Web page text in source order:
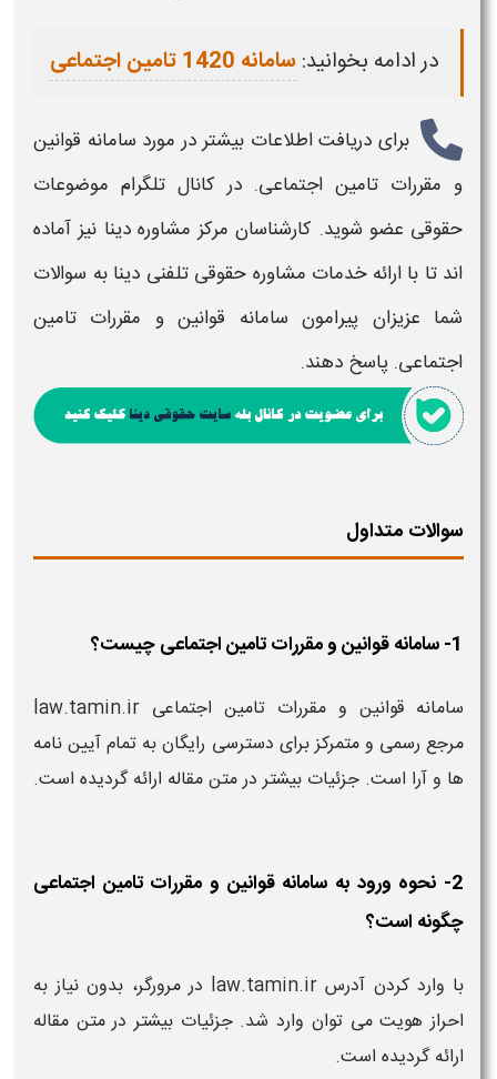
در ادامه بخوانید:سامانه 1420 تامین اجتماعی
برای دریافت اطلاعات بیشتر در مورد سامانه قوانین
و مقررات تامین اجتماعی. در کانال تلگرام موضوعات
حقوقی عضو شوید. کارشناسان مرکز مشاوره دینا نیز آماده
اند تا با ارائه خدمات مشاوره حقوقی تلفنی دینا به سوالات
شما عزیزان پیرامون سامانه قوانین و مقررات تامین
اجتماعی. پاسخ دهند.
سوالات متداول
1- سامانه قوانین و مقررات تامین اجتماعی چیست؟
سامانه قوانین و مقررات تامین اجتماعی law.tamin.ir
مرجع رسمی و متمرکز برای دسترسی رایگان به تمام آیین نامه
ها و آرا است. جزئیات بیشتر در متن مقاله ارائه گردیده است.
2- نحوه ورود به سامانه قوانین و مقررات تامین اجتماعی
چگونه است؟
با وارد کردن آدرس law.tamin.ir در مرورگر، بدون نیاز به
احراز هویت می توان وارد شد. جزئیات بیشتر در متن مقاله
ارائه گردیده است.